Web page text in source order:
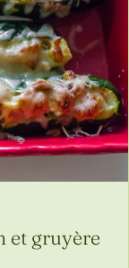
et gruyère